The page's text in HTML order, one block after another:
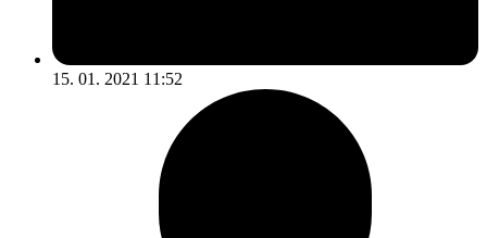
15. 01. 2021 11:52